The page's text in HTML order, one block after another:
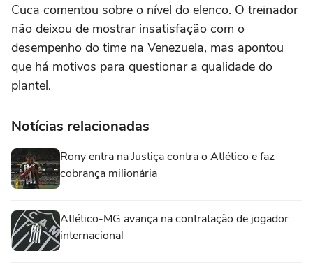
Cuca comentou sobre o nível do elenco. O treinador
não deixou de mostrar insatisfação com o
desempenho do time na Venezuela, mas apontou
que há motivos para questionar a qualidade do
plantel.
Notícias relacionadas
Rony entra na Justiça contra o Atlético e faz
cobrança milionária
Atlético-MG avança na contratação de jogador
internacional